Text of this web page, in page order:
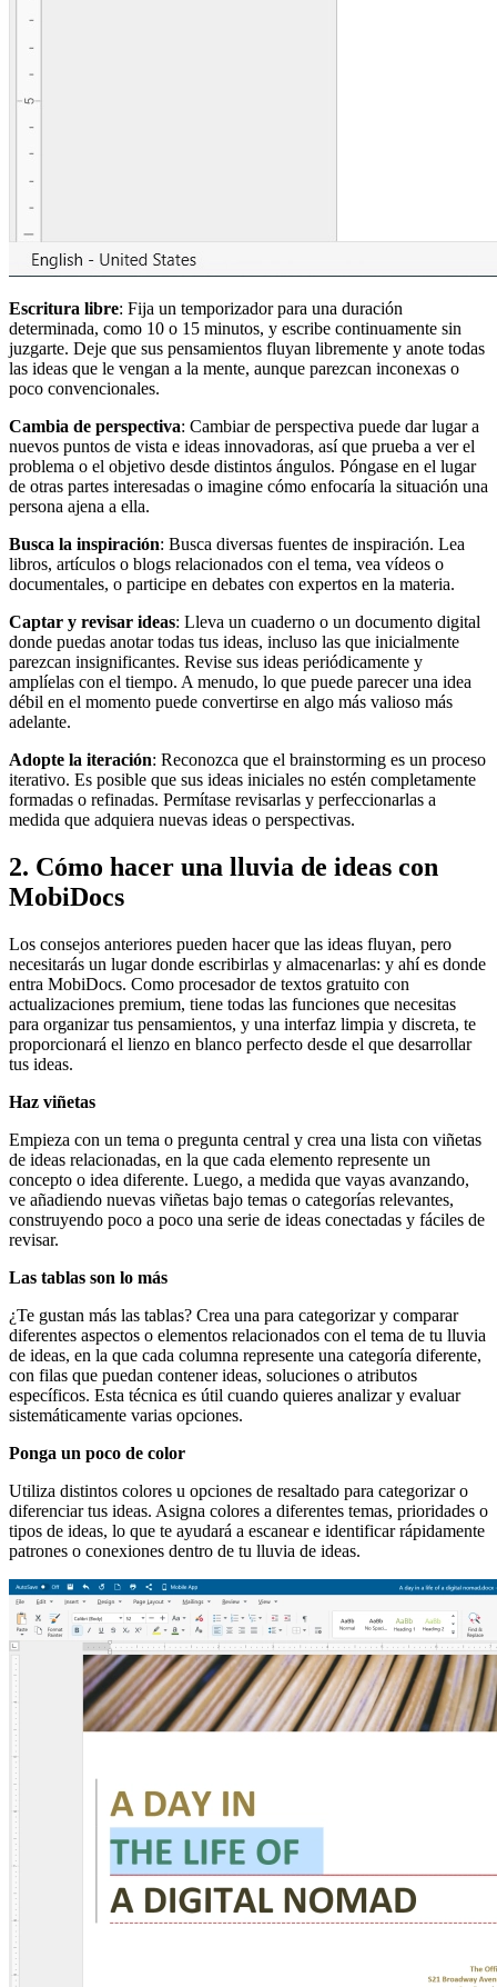
Escritura libre: Fija un temporizador para una duración
determinada, como 10 o 15 minutos, y escribe continuamente sin
juzgarte. Deje que sus pensamientos fluyan libremente y anote todas
las ideas que le vengan a la mente, aunque parezcan inconexas o
poco convencionales.
Cambia de perspectiva: Cambiar de perspectiva puede dar lugar a
nuevos puntos de vista e ideas innovadoras, así que prueba a ver el
problema o el objetivo desde distintos ángulos. Póngase en el lugar
de otras partes interesadas o imagine cómo enfocaría la situación una
persona ajena a ella.
Busca la inspiración: Busca diversas fuentes de inspiración. Lea
libros, artículos o blogs relacionados con el tema, vea vídeos o
documentales, o participe en debates con expertos en la materia.
Captar y revisar ideas: Lleva un cuaderno o un documento digital
donde puedas anotar todas tus ideas, incluso las que inicialmente
parezcan insignificantes. Revise sus ideas periódicamente y
amplíelas con el tiempo. A menudo, lo que puede parecer una idea
débil en el momento puede convertirse en algo más valioso más
adelante.
Adopte la iteración: Reconozca que el brainstorming es un proceso
iterativo. Es posible que sus ideas iniciales no estén completamente
formadas o refinadas. Permítase revisarlas y perfeccionarlas a
medida que adquiera nuevas ideas o perspectivas.
2. Cómo hacer una lluvia de ideas con
MobiDocs
Los consejos anteriores pueden hacer que las ideas fluyan, pero
necesitarás un lugar donde escribirlas y almacenarlas: y ahí es donde
entra MobiDocs. Como procesador de textos gratuito con
actualizaciones premium, tiene todas las funciones que necesitas
para organizar tus pensamientos, y una interfaz limpia y discreta, te
proporcionará el lienzo en blanco perfecto desde el que desarrollar
tus ideas.
Haz viñetas
Empieza con un tema o pregunta central y crea una lista con viñetas
de ideas relacionadas, en la que cada elemento represente un
concepto o idea diferente. Luego, a medida que vayas avanzando,
ve añadiendo nuevas viñetas bajo temas o categorías relevantes,
construyendo poco a poco una serie de ideas conectadas y fáciles de
revisar.
Las tablas son lo más
¿Te gustan más las tablas? Crea una para categorizar y comparar
diferentes aspectos o elementos relacionados con el tema de tu lluvia
de ideas, en la que cada columna represente una categoría diferente,
con filas que puedan contener ideas, soluciones o atributos
específicos. Esta técnica es útil cuando quieres analizar y evaluar
sistemáticamente varias opciones.
Ponga un poco de color
Utiliza distintos colores u opciones de resaltado para categorizar o
diferenciar tus ideas. Asigna colores a diferentes temas, prioridades o
tipos de ideas, lo que te ayudará a escanear e identificar rápidamente
patrones o conexiones dentro de tu lluvia de ideas.